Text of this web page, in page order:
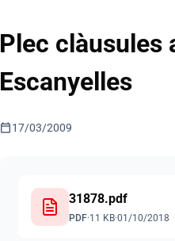
Plec clàusules
Escanyelles
calendar_today17/03/2009
31878.pdf
PDF·11 KB·01/10/2018